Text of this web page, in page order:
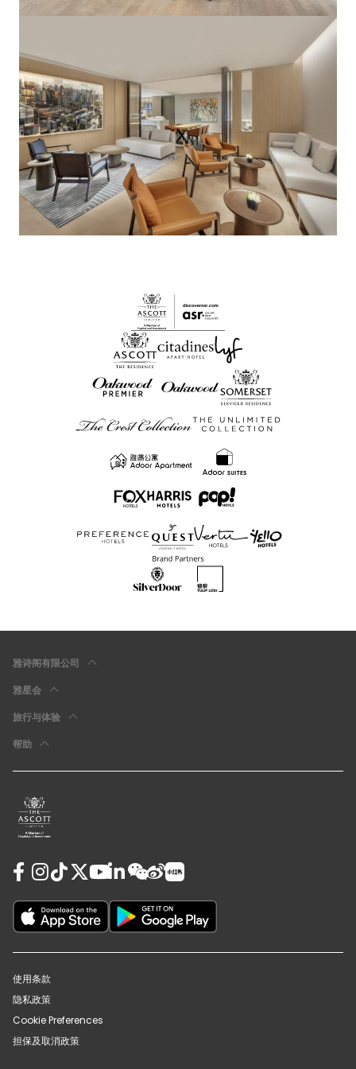
雅诗阁有限公司
雅星会
旅行与体验
帮助
使用条款
隐私政策
Cookie Preferences
担保及取消政策